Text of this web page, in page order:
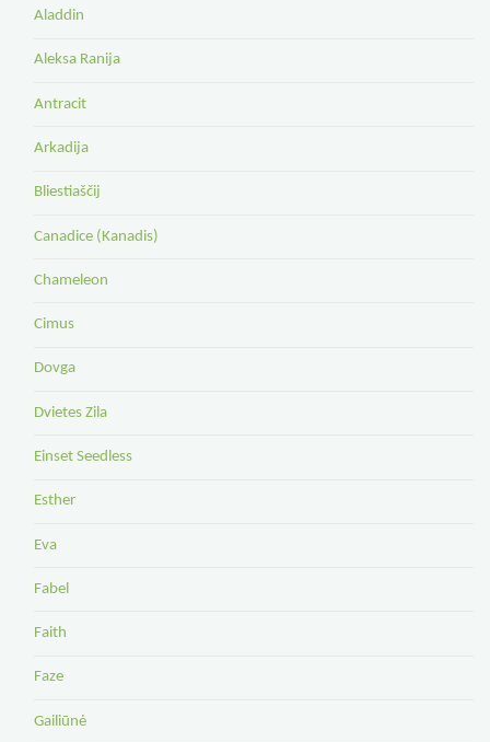
Aladdin
Aleksa Ranija
Antracit
Arkadija
Bliestiaščij
Canadice (Kanadis)
Chameleon
Cimus
Dovga
Dvietes Zila
Einset Seedless
Esther
Eva
Fabel
Faith
Faze
Gailiūnė